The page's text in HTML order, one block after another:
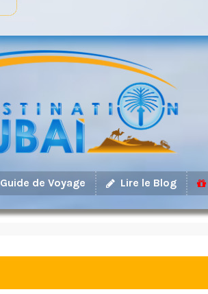
Guide de Voyage Lire le Blog